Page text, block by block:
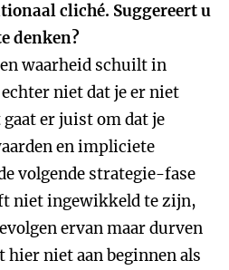
cliché. Suggereert u
denken?
waarheid schuilt in
niet dat je er niet
er juist om dat je
en impliciete
volgende strategie-fase
niet ingewikkeld te zijn,
ervan maar durven
hier niet aan beginnen als